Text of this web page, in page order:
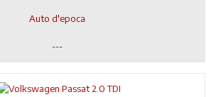
Auto d'epoca
---